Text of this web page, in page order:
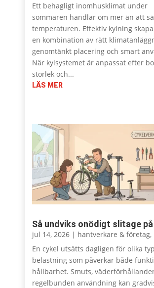
Ett behagligt inomhusklimat under
sommaren handlar om mer än att
temperaturen. Effektiv kylning
en kombination av rätt
genomtänkt placering och smart
När kylsystemet är anpassat efter
storlek och...
LÄS MER
Så undviks onödigt slitage
jul 14, 2026| hantverkare & företag,
En cykel utsätts dagligen för olika
belastning som påverkar både
hållbarhet. Smuts,
regelbunden användning kan